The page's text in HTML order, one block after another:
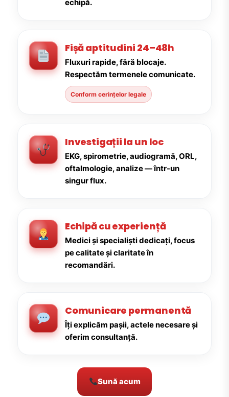
echipă.
Fișă aptitudini 24–48h
Fluxuri rapide, fără blocaje.
Respectăm termenele comunicate.
Conform cerințelor legale
Investigații la un loc
EKG, spirometrie, audiogramă, ORL,
oftalmologie, analize — într-un
singur flux.
Echipă cu experiență
Medici și specialiști dedicați, focus
pe calitate și claritate în
recomandări.
Comunicare permanentă
Îți explicăm pașii, actele necesare și
oferim consultanță.
Sună acum